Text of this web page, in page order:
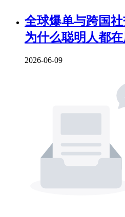
全球爆单与跨国社
为什么聪明人都在
2026-06-09